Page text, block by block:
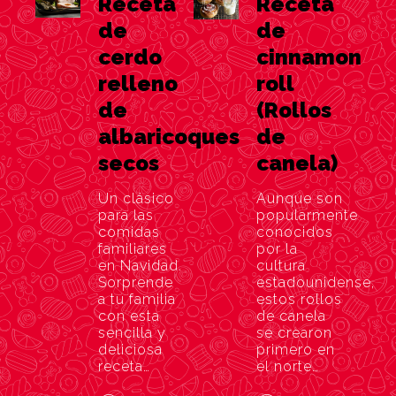
de
cerdo
relleno
de
albaricoques
secos
Un clásico
para las
comidas
familiares
en Navidad.
Sorprende
a tu familia
con esta
sencilla y
deliciosa
receta…
de
cinnamon
roll
(Rollos
de
canela)
Aunque son
popularmente
conocidos
por la
cultura
estadounidense,
estos rollos
de canela
se crearon
primero en
el norte…